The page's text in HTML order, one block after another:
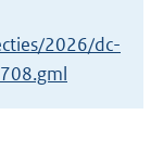
2026/dc-